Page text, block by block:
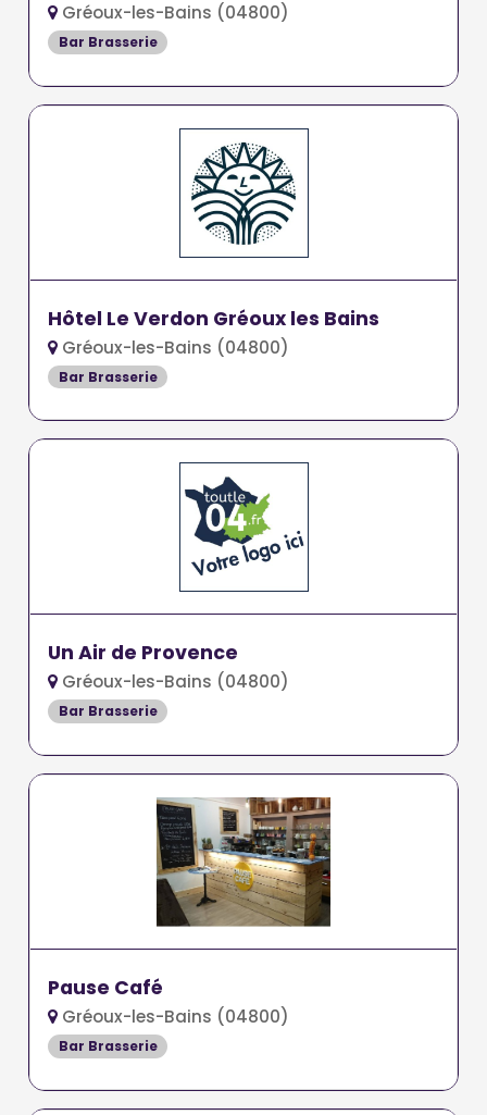
Gréoux-les-Bains (04800)
Bar Brasserie
Hôtel Le Verdon Gréoux les Bains
Gréoux-les-Bains (04800)
Bar Brasserie
Un Air de Provence
Gréoux-les-Bains (04800)
Bar Brasserie
Pause Café
Gréoux-les-Bains (04800)
Bar Brasserie